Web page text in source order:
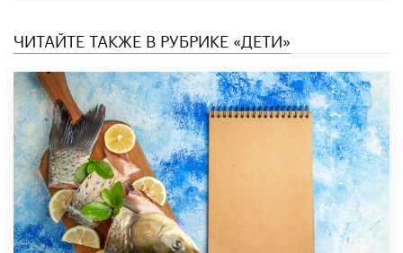
ЧИТАЙТЕ ТАКЖЕ В РУБРИКЕ «ДЕТИ»